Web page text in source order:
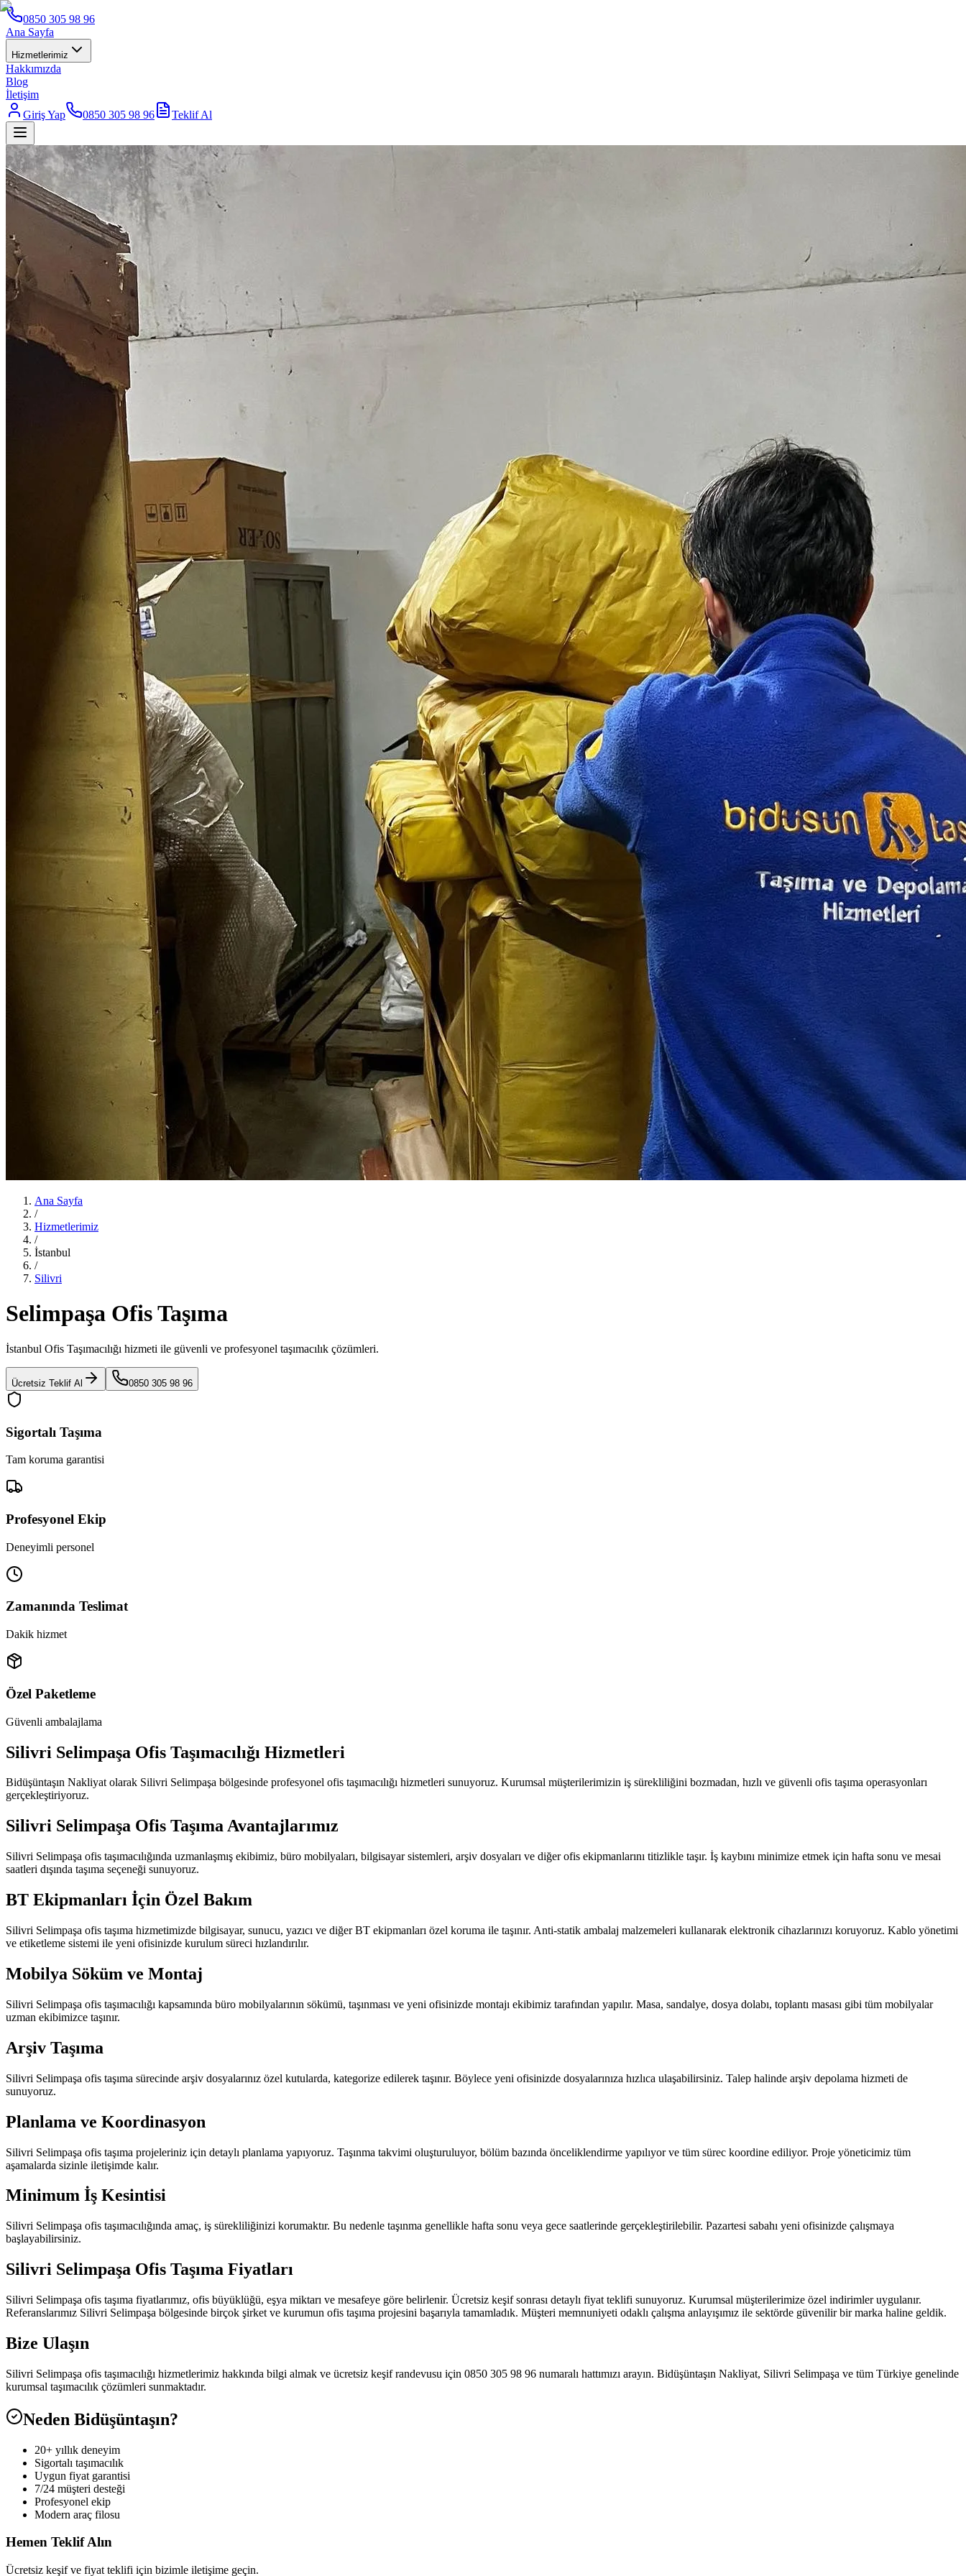
0850 305 98 96
Ana Sayfa
Hizmetlerimiz
Hakkımızda
Blog
İletişim
Giriş Yap
0850 305 98 96 Teklif Al
Ana Sayfa
/
Hizmetlerimiz
/
İstanbul
/
Silivri
Selimpaşa Ofis Taşıma
İstanbul Ofis Taşımacılığı hizmeti ile güvenli ve profesyonel taşımacılık çözümleri.
Ücretsiz Teklif Al 0850 305 98 96
Sigortalı Taşıma
Tam koruma garantisi
Profesyonel Ekip
Deneyimli personel
Zamanında Teslimat
Dakik hizmet
Özel Paketleme
Güvenli ambalajlama
Silivri Selimpaşa Ofis Taşımacılığı Hizmetleri
Bidüşüntaşın Nakliyat olarak Silivri Selimpaşa bölgesinde profesyonel ofis taşımacılığı hizmetleri sunuyoruz. Kurumsal müşterilerimizin iş sürekliliğini bozmadan, hızlı ve güvenli ofis taşıma operasyonları
gerçekleştiriyoruz.
Silivri Selimpaşa Ofis Taşıma Avantajlarımız
Silivri Selimpaşa ofis taşımacılığında uzmanlaşmış ekibimiz, büro mobilyaları, bilgisayar sistemleri, arşiv dosyaları ve diğer ofis ekipmanlarını titizlikle taşır. İş kaybını minimize etmek için hafta sonu ve mesai
saatleri dışında taşıma seçeneği sunuyoruz.
BT Ekipmanları İçin Özel Bakım
Silivri Selimpaşa ofis taşıma hizmetimizde bilgisayar, sunucu, yazıcı ve diğer BT ekipmanları özel koruma ile taşınır. Anti-statik ambalaj malzemeleri kullanarak elektronik cihazlarınızı koruyoruz. Kablo yönetimi
ve etiketleme sistemi ile yeni ofisinizde kurulum süreci hızlandırılır.
Mobilya Söküm ve Montaj
Silivri Selimpaşa ofis taşımacılığı kapsamında büro mobilyalarının sökümü, taşınması ve yeni ofisinizde montajı ekibimiz tarafından yapılır. Masa, sandalye, dosya dolabı, toplantı masası gibi tüm mobilyalar
uzman ekibimizce taşınır.
Arşiv Taşıma
Silivri Selimpaşa ofis taşıma sürecinde arşiv dosyalarınız özel kutularda, kategorize edilerek taşınır. Böylece yeni ofisinizde dosyalarınıza hızlıca ulaşabilirsiniz. Talep halinde arşiv depolama hizmeti de
sunuyoruz.
Planlama ve Koordinasyon
Silivri Selimpaşa ofis taşıma projeleriniz için detaylı planlama yapıyoruz. Taşınma takvimi oluşturuluyor, bölüm bazında önceliklendirme yapılıyor ve tüm sürec koordine ediliyor. Proje yöneticimiz tüm
aşamalarda sizinle iletişimde kalır.
Minimum İş Kesintisi
Silivri Selimpaşa ofis taşımacılığında amaç, iş sürekliliğinizi korumaktır. Bu nedenle taşınma genellikle hafta sonu veya gece saatlerinde gerçekleştirilebilir. Pazartesi sabahı yeni ofisinizde çalışmaya
başlayabilirsiniz.
Silivri Selimpaşa Ofis Taşıma Fiyatları
Silivri Selimpaşa ofis taşıma fiyatlarımız, ofis büyüklüğü, eşya miktarı ve mesafeye göre belirlenir. Ücretsiz keşif sonrası detaylı fiyat teklifi sunuyoruz. Kurumsal müşterilerimize özel indirimler uygulanır.
Referanslarımız Silivri Selimpaşa bölgesinde birçok şirket ve kurumun ofis taşıma projesini başarıyla tamamladık. Müşteri memnuniyeti odaklı çalışma anlayışımız ile sektörde güvenilir bir marka haline geldik.
Bize Ulaşın
Silivri Selimpaşa ofis taşımacılığı hizmetlerimiz hakkında bilgi almak ve ücretsiz keşif randevusu için 0850 305 98 96 numaralı hattımızı arayın. Bidüşüntaşın Nakliyat, Silivri Selimpaşa ve tüm Türkiye genelinde
kurumsal taşımacılık çözümleri sunmaktadır.
Neden Bidüşüntaşın?
20+ yıllık deneyim
Sigortalı taşımacılık
Uygun fiyat garantisi
7/24 müşteri desteği
Profesyonel ekip
Modern araç filosu
Hemen Teklif Alın
Ücretsiz keşif ve fiyat teklifi için bizimle iletişime geçin.